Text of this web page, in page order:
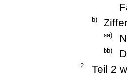
b)
aa)
bb)
2. Teil 2